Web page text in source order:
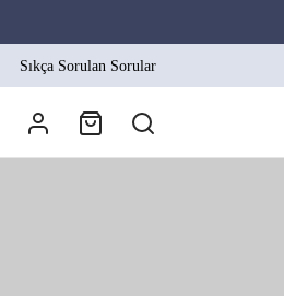
Sıkça Sorulan Sorular